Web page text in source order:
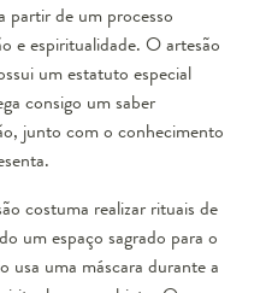
partir de um processo
e espiritualidade. O artesão
um estatuto especial
consigo um saber
junto com o conhecimento
costuma realizar rituais de
um espaço sagrado para o
usa uma máscara durante a